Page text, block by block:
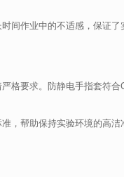
间作业中的不适感，保证
格要求。防静电手指套符
，帮助保持实验环境的高